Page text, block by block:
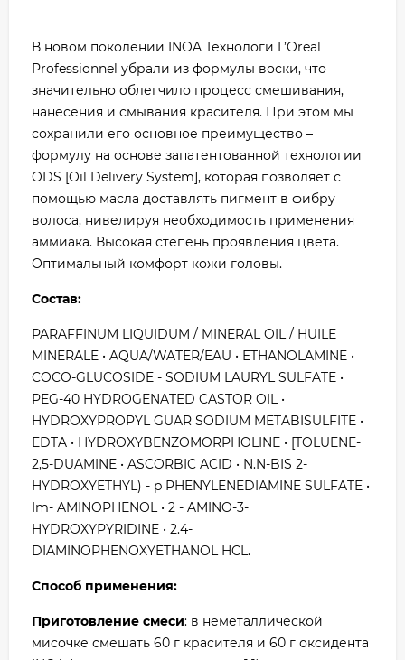
В новом поколении INOA Технологи L’Oreal
Professionnel убрали из формулы воски, что
значительно облегчило процесс смешивания,
нанесения и смывания красителя. При этом мы
сохранили его основное преимущество –
формулу на основе запатентованной технологии
ODS [Oil Delivery System], которая позволяет с
помощью масла доставлять пигмент в фибру
волоса, нивелируя необходимость применения
аммиака. Высокая степень проявления цвета.
Оптимальный комфорт кожи головы.
Состав:
PARAFFINUM LIQUIDUM / MINERAL OIL / HUILE
MINERALE • AQUA/WATER/EAU • ETHANOLAMINE •
COCO-GLUCOSIDE - SODIUM LAURYL SULFATE •
PEG-40 HYDROGENATED CASTOR OIL •
HYDROXYPROPYL GUAR SODIUM METABISULFITE •
EDTA • HYDROXYBENZOMORPHOLINE • [TOLUENE-
2,5-DUAMINE • ASCORBIC ACID • N.N-BIS 2-
HYDROXYETHYL) - p PHENYLENEDIAMINE SULFATE •
Im- AMINOPHENOL • 2 - AMINO-3-
HYDROXYPYRIDINE • 2.4-
DIAMINOPHENOXYETHANOL HCL.
Способ применения:
Приготовление смеси: в неметаллической
мисочке смешать 60 г красителя и 60 г оксидента